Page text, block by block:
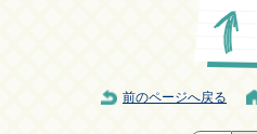
前のページへ戻る